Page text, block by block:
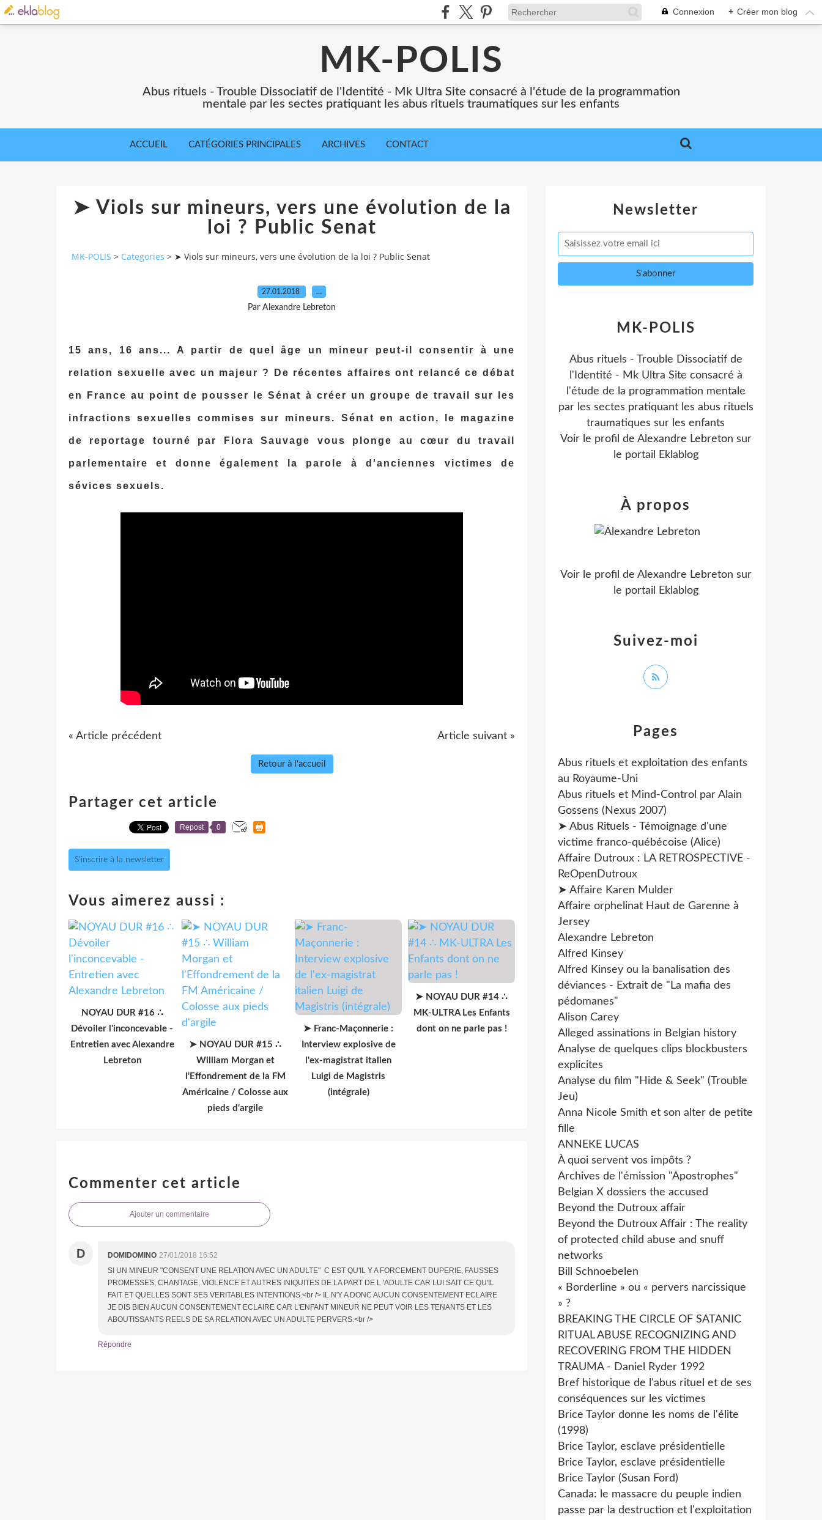
Connexion + Créer mon blog
MK-POLIS
Abus rituels - Trouble Dissociatif de l'Identité - Mk Ultra Site consacré à l'étude de la programmation
mentale par les sectes pratiquant les abus rituels traumatiques sur les enfants
ACCUEIL CATÉGORIES PRINCIPALES ARCHIVES CONTACT
➤ Viols sur mineurs, vers une évolution de la
loi ? Public Senat
MK-POLIS > Categories > ➤ Viols sur mineurs, vers une évolution de la loi ? Public Senat
27.01.2018 …
Par Alexandre Lebreton
15 ans, 16 ans... A partir de quel âge un mineur peut-il consentir à une
relation sexuelle avec un majeur ? De récentes affaires ont relancé ce débat
en France au point de pousser le Sénat à créer un groupe de travail sur les
infractions sexuelles commises sur mineurs. Sénat en action, le magazine
de reportage tourné par Flora Sauvage vous plonge au cœur du travail
parlementaire et donne également la parole à d'anciennes victimes de
sévices sexuels.
« Article précédent Article suivant »
Retour à l'accueil
Partager cet article
Repost 0
S'inscrire à la newsletter
Vous aimerez aussi :
NOYAU DUR #16 ∴
Dévoiler l'inconcevable -
Entretien avec Alexandre
Lebreton
➤ NOYAU DUR #15 ∴
William Morgan et
l'Effondrement de la FM
Américaine / Colosse aux
pieds d'argile
➤ Franc-Maçonnerie :
Interview explosive de
l'ex-magistrat italien
Luigi de Magistris
(intégrale)
➤ NOYAU DUR #14 ∴
MK-ULTRA Les Enfants
dont on ne parle pas !
Commenter cet article
Ajouter un commentaire
D DOMIDOMINO 27/01/2018 16:52
SI UN MINEUR "CONSENT UNE RELATION AVEC UN ADULTE" C EST QU'IL Y A FORCEMENT DUPERIE, FAUSSES
PROMESSES, CHANTAGE, VIOLENCE ET AUTRES INIQUITES DE LA PART DE L 'ADULTE CAR LUI SAIT CE QU'IL
FAIT ET QUELLES SONT SES VERITABLES INTENTIONS.<br /> IL N'Y A DONC AUCUN CONSENTEMENT ECLAIRE
JE DIS BIEN AUCUN CONSENTEMENT ECLAIRE CAR L'ENFANT MINEUR NE PEUT VOIR LES TENANTS ET LES
ABOUTISSANTS REELS DE SA RELATION AVEC UN ADULTE PERVERS.<br />
Répondre
Newsletter
Pages
Abus rituels et exploitation des enfants
au Royaume-Uni
Abus rituels et Mind-Control par Alain
Gossens (Nexus 2007)
➤ Abus Rituels - Témoignage d'une
victime franco-québécoise (Alice)
Affaire Dutroux : LA RETROSPECTIVE -
ReOpenDutroux
➤ Affaire Karen Mulder
Affaire orphelinat Haut de Garenne à
Jersey
Alexandre Lebreton
Alfred Kinsey
Alfred Kinsey ou la banalisation des
déviances - Extrait de "La mafia des
pédomanes"
Alison Carey
Alleged assinations in Belgian history
Analyse de quelques clips blockbusters
explicites
Analyse du film "Hide & Seek" (Trouble
Jeu)
Anna Nicole Smith et son alter de petite
fille
ANNEKE LUCAS
À quoi servent vos impôts ?
Archives de l'émission "Apostrophes"
Belgian X dossiers the accused
Beyond the Dutroux affair
Beyond the Dutroux Affair : The reality
of protected child abuse and snuff
networks
Bill Schnoebelen
« Borderline » ou « pervers narcissique
» ?
BREAKING THE CIRCLE OF SATANIC
RITUAL ABUSE RECOGNIZING AND
RECOVERING FROM THE HIDDEN
TRAUMA - Daniel Ryder 1992
Bref historique de l'abus rituel et de ses
conséquences sur les victimes
Brice Taylor donne les noms de l'élite
(1998)
Brice Taylor, esclave présidentielle
Brice Taylor, esclave présidentielle
Brice Taylor (Susan Ford)
Canada: le massacre du peuple indien
passe par la destruction et l'exploitation
MK-POLIS
Abus rituels - Trouble Dissociatif de
l'Identité - Mk Ultra Site consacré à
l'étude de la programmation mentale
par les sectes pratiquant les abus rituels
traumatiques sur les enfants
Voir le profil de Alexandre Lebreton sur
le portail Eklablog
Suivez-moi
À propos
Voir le profil de Alexandre Lebreton sur
le portail Eklablog